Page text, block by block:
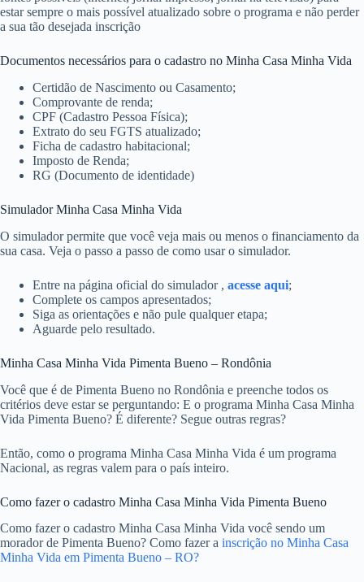
estar sempre o mais possível atualizado sobre o programa e não perder
a sua tão desejada inscrição
Documentos necessários para o cadastro no Minha Casa Minha Vida
Certidão de Nascimento ou Casamento;
Comprovante de renda;
CPF (Cadastro Pessoa Física);
Extrato do seu FGTS atualizado;
Ficha de cadastro habitacional;
Imposto de Renda;
RG (Documento de identidade)
Simulador Minha Casa Minha Vida
O simulador permite que você veja mais ou menos o financiamento da
sua casa. Veja o passo a passo de como usar o simulador.
Entre na página oficial do simulador , acesse aqui;
Complete os campos apresentados;
Siga as orientações e não pule qualquer etapa;
Aguarde pelo resultado.
Minha Casa Minha Vida Pimenta Bueno – Rondônia
Você que é de Pimenta Bueno no Rondônia e preenche todos os
critérios deve estar se perguntando: E o programa Minha Casa Minha
Vida Pimenta Bueno? É diferente? Segue outras regras?
Então, como o programa Minha Casa Minha Vida é um programa
Nacional, as regras valem para o país inteiro.
Como fazer o cadastro Minha Casa Minha Vida Pimenta Bueno
Como fazer o cadastro Minha Casa Minha Vida você sendo um
morador de Pimenta Bueno? Como fazer a inscrição no Minha Casa
Minha Vida em Pimenta Bueno – RO?